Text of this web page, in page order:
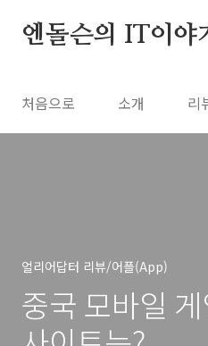
엔돌슨의 IT이야
처음으로 소개 리
얼리어답터 리뷰/어플(App)
중국 모바일